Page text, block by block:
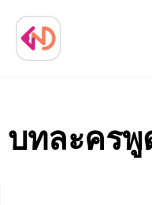
บทละครพู